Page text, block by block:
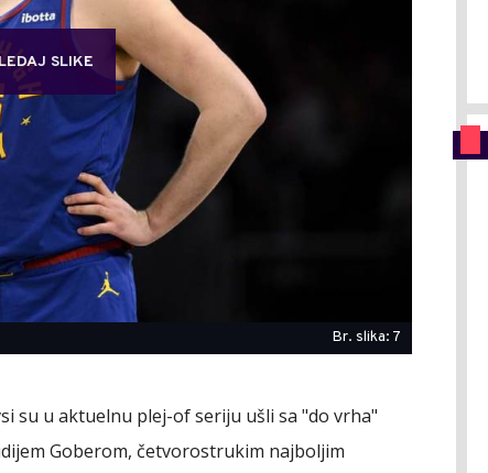
SLIKE
Br. slika: 7
su u aktuelnu plej-of seriju ušli sa "do vrha"
Goberom, četvorostrukim najboljim